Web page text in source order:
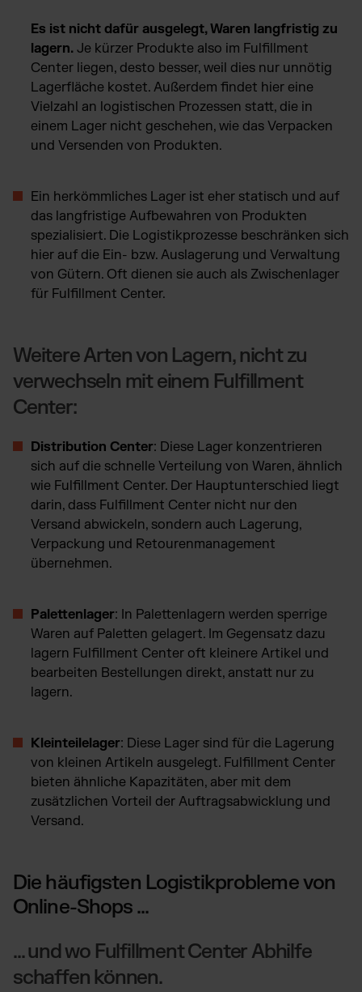
Es ist nicht dafür ausgelegt, Waren langfristig zu
lagern. Je kürzer Produkte also im Fulfillment
Center liegen, desto besser, weil dies nur unnötig
Lagerfläche kostet. Außerdem findet hier eine
Vielzahl an logistischen Prozessen statt, die in
einem Lager nicht geschehen, wie das Verpacken
und Versenden von Produkten.
Ein herkömmliches Lager ist eher statisch und auf
das langfristige Aufbewahren von Produkten
spezialisiert. Die Logistikprozesse beschränken sich
hier auf die Ein- bzw. Auslagerung und Verwaltung
von Gütern. Oft dienen sie auch als Zwischenlager
für Fulfillment Center.
Weitere Arten von Lagern, nicht zu
verwechseln mit einem Fulfillment
Center:
Distribution Center: Diese Lager konzentrieren
sich auf die schnelle Verteilung von Waren, ähnlich
wie Fulfillment Center. Der Hauptunterschied liegt
darin, dass Fulfillment Center nicht nur den
Versand abwickeln, sondern auch Lagerung,
Verpackung und Retourenmanagement
übernehmen.
Palettenlager: In Palettenlagern werden sperrige
Waren auf Paletten gelagert. Im Gegensatz dazu
lagern Fulfillment Center oft kleinere Artikel und
bearbeiten Bestellungen direkt, anstatt nur zu
lagern.
Kleinteilelager: Diese Lager sind für die Lagerung
von kleinen Artikeln ausgelegt. Fulfillment Center
bieten ähnliche Kapazitäten, aber mit dem
zusätzlichen Vorteil der Auftragsabwicklung und
Versand.
Die häufigsten Logistikprobleme von
Online-Shops ...
... und wo Fulfillment Center Abhilfe
schaffen können.